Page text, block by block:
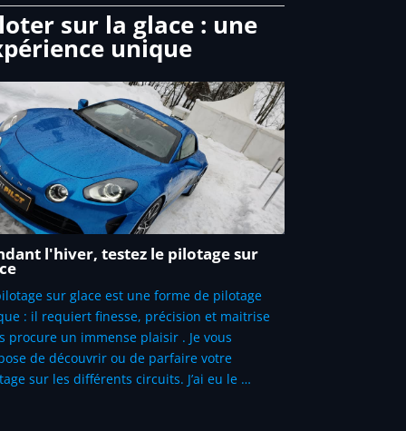
sur la glace : une
unique
l'hiver, testez le pilotage sur
sur glace est une forme de pilotage
: il requiert finesse, précision et maitrise
procure un immense plaisir . Je vous
de découvrir ou de parfaire votre
sur les différents circuits. J’ai eu le …